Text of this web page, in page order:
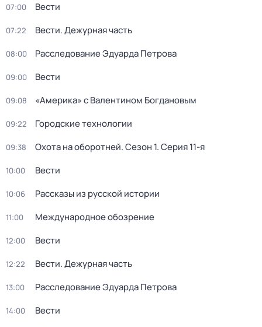
07:00 Вести
07:22 Вести. Дежурная часть
08:00 Расследование Эдуарда Петрова
09:00 Вести
09:08 «Америка» с Валентином Богдановым
09:22 Городские технологии
09:38 Охота на оборотней. Сезон 1. Серия 11-я
10:00 Вести
10:06 Рассказы из русской истории
11:00 Международное обозрение
12:00 Вести
12:22 Вести. Дежурная часть
13:00 Расследование Эдуарда Петрова
14:00 Вести